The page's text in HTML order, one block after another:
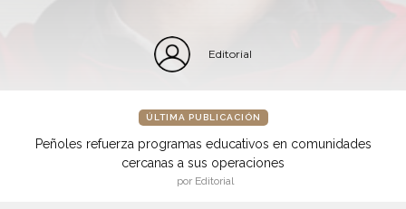
Editorial
ÚLTIMA PUBLICACIÓN
Peñoles refuerza programas educativos en comunidades
cercanas a sus operaciones
por Editorial